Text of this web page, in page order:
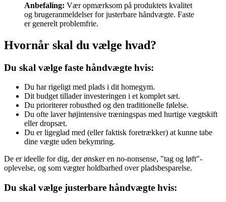
Anbefaling: Vær opmærksom på produktets kvalitet
og brugeranmeldelser for justerbare håndvægte. Faste
er generelt problemfrie.
Hvornår skal du vælge hvad?
Du skal vælge faste håndvægte hvis:
Du har rigeligt med plads i dit homegym.
Dit budget tillader investeringen i et komplet sæt.
Du prioriterer robusthed og den traditionelle følelse.
Du ofte laver højintensive træningspas med hurtige vægtskift
eller dropsæt.
Du er ligeglad med (eller faktisk foretrækker) at kunne tabe
dine vægte uden bekymring.
De er ideelle for dig, der ønsker en no-nonsense, "tag og løft"-
oplevelse, og som vægter holdbarhed over pladsbesparelse.
Du skal vælge justerbare håndvægte hvis: